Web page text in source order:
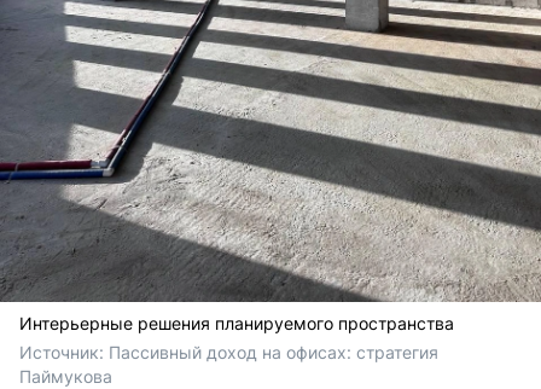
Интерьерные решения планируемого пространства
Источник: Пассивный доход на офисах: стратегия
Паймукова